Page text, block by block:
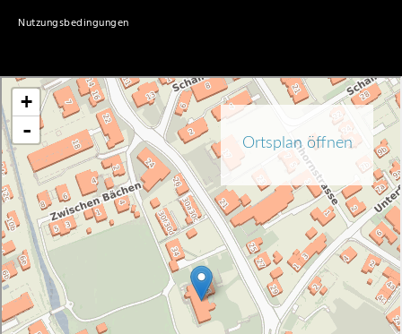
Nutzungsbedingungen